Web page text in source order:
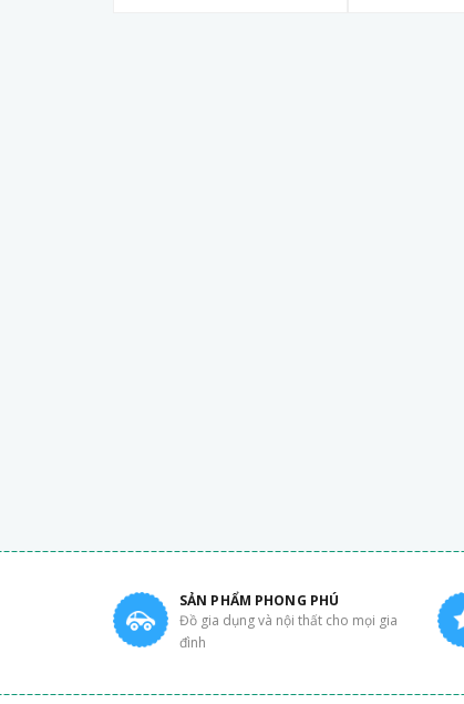
SẢN PHẨM PHONG PHÚ
Đồ gia dụng và nội thất cho mọi gia
đình